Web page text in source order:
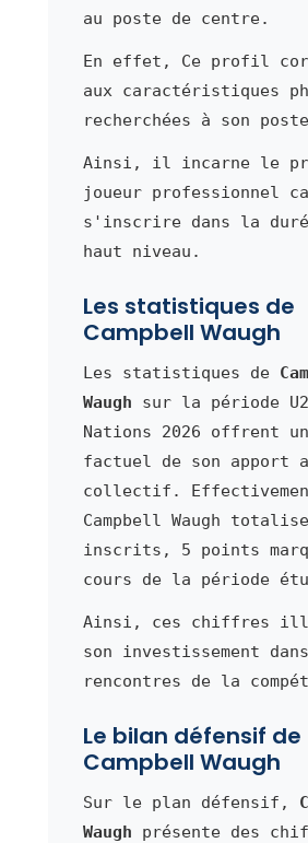
au poste de centre.
En effet, Ce profil
aux caractéristiques
recherchées à son
Ainsi, il incarne le
joueur professionnel
s'inscrire dans la
haut niveau.
Les statistiques de
Campbell Waugh
Les statistiques de
Waugh sur la période
Nations 2026 offrent
factuel de son apport
collectif.
Campbell Waugh
inscrits, 5 points
cours de la période
Ainsi, ces chiffres
son investissement
rencontres de la
Le bilan défensif de
Campbell Waugh
Sur le plan défensif,
Waugh présente des